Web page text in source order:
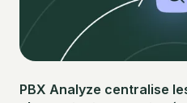
PBX Analyze centralise